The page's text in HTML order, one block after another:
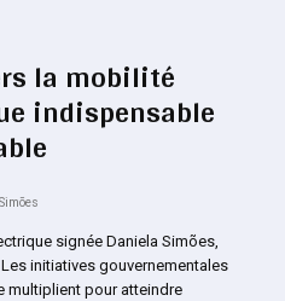
la mobilité
indispensable
signée Daniela Simões,
initiatives gouvernementales
multiplient pour atteindre